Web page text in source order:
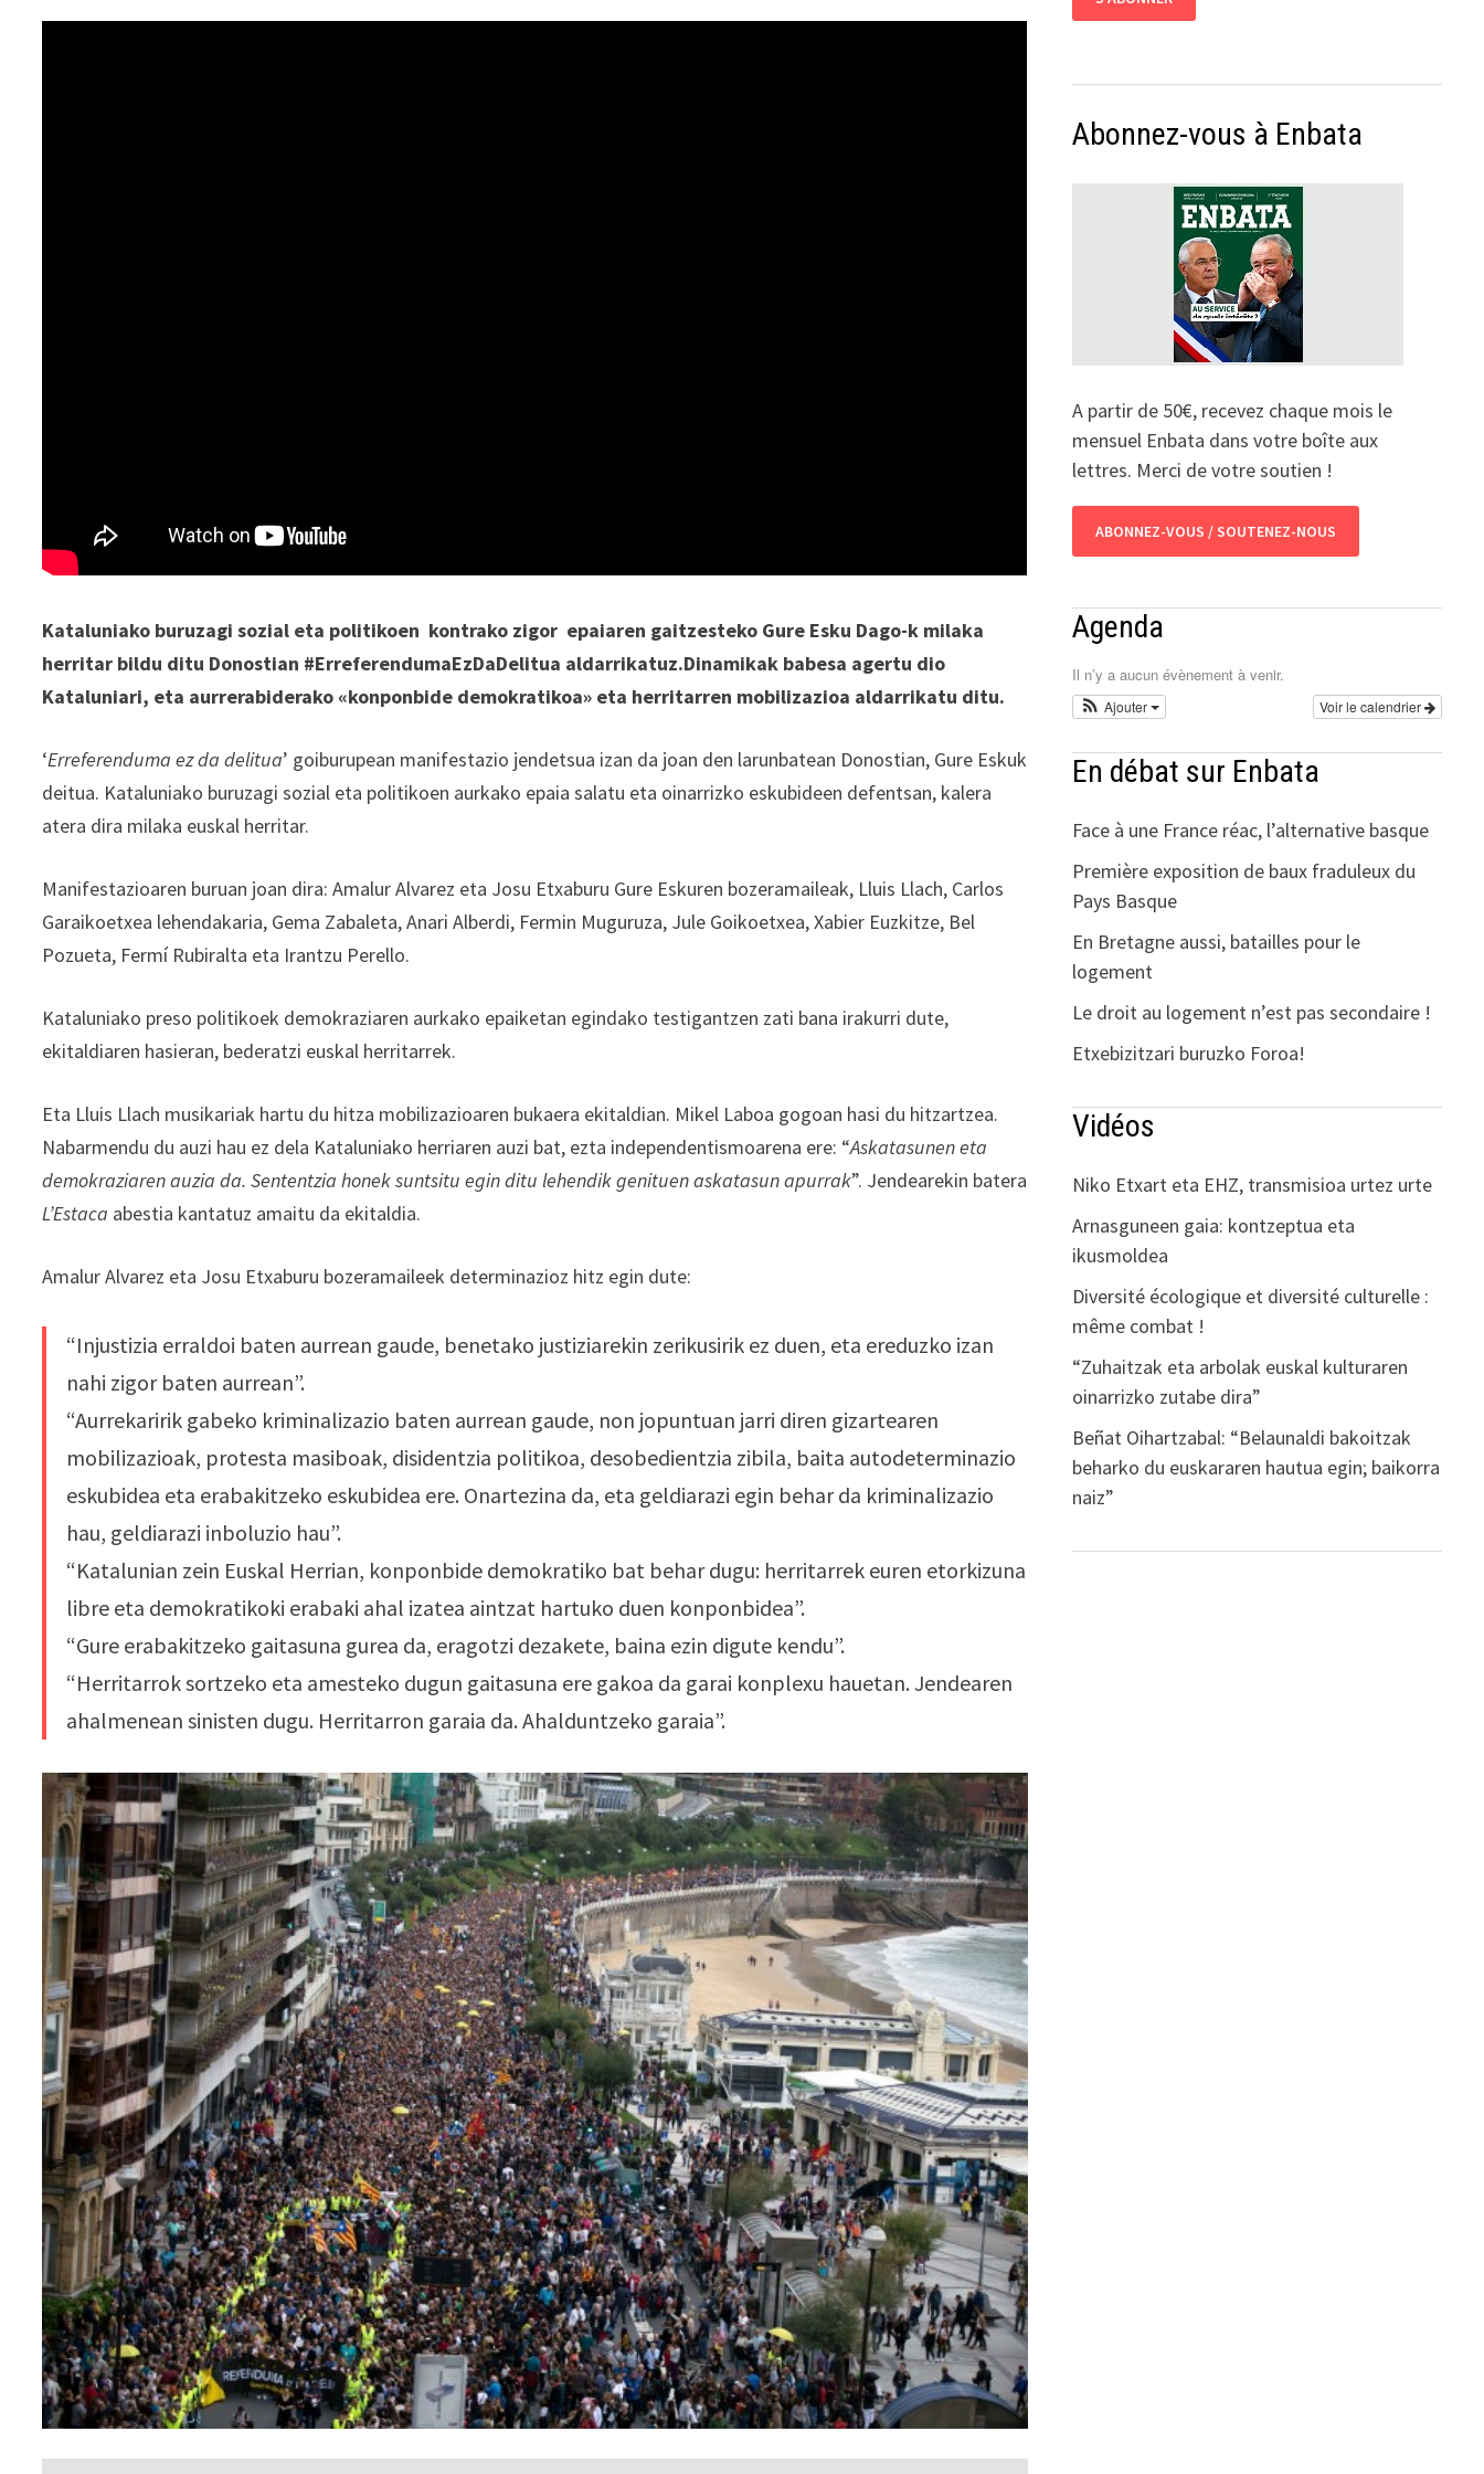
Kataluniako buruzagi sozial eta politikoen kontrako zigor epaiaren gaitzesteko Gure Esku Dago-k milaka
herritar bildu ditu Donostian #ErreferendumaEzDaDelitua aldarrikatuz.Dinamikak babesa agertu dio
Kataluniari, eta aurrerabiderako «konponbide demokratikoa» eta herritarren mobilizazioa aldarrikatu ditu.
‘Erreferenduma ez da delitua’ goiburupean manifestazio jendetsua izan da joan den larunbatean Donostian, Gure Eskuk
deitua. Kataluniako buruzagi sozial eta politikoen aurkako epaia salatu eta oinarrizko eskubideen defentsan, kalera
atera dira milaka euskal herritar.
Manifestazioaren buruan joan dira: Amalur Alvarez eta Josu Etxaburu Gure Eskuren bozeramaileak, Lluis Llach, Carlos
Garaikoetxea lehendakaria, Gema Zabaleta, Anari Alberdi, Fermin Muguruza, Jule Goikoetxea, Xabier Euzkitze, Bel
Pozueta, Fermí Rubiralta eta Irantzu Perello.
Kataluniako preso politikoek demokraziaren aurkako epaiketan egindako testigantzen zati bana irakurri dute,
ekitaldiaren hasieran, bederatzi euskal herritarrek.
Eta Lluis Llach musikariak hartu du hitza mobilizazioaren bukaera ekitaldian. Mikel Laboa gogoan hasi du hitzartzea.
Nabarmendu du auzi hau ez dela Kataluniako herriaren auzi bat, ezta independentismoarena ere: “Askatasunen eta
demokraziaren auzia da. Sententzia honek suntsitu egin ditu lehendik genituen askatasun apurrak”. Jendearekin batera
L’Estaca abestia kantatuz amaitu da ekitaldia.
Amalur Alvarez eta Josu Etxaburu bozeramaileek determinazioz hitz egin dute:
“Injustizia erraldoi baten aurrean gaude, benetako justiziarekin zerikusirik ez duen, eta ereduzko izan
nahi zigor baten aurrean”.
“Aurrekaririk gabeko kriminalizazio baten aurrean gaude, non jopuntuan jarri diren gizartearen
mobilizazioak, protesta masiboak, disidentzia politikoa, desobedientzia zibila, baita autodeterminazio
eskubidea eta erabakitzeko eskubidea ere. Onartezina da, eta geldiarazi egin behar da kriminalizazio
hau, geldiarazi inboluzio hau”.
“Katalunian zein Euskal Herrian, konponbide demokratiko bat behar dugu: herritarrek euren etorkizuna
libre eta demokratikoki erabaki ahal izatea aintzat hartuko duen konponbidea”.
“Gure erabakitzeko gaitasuna gurea da, eragotzi dezakete, baina ezin digute kendu”.
“Herritarrok sortzeko eta amesteko dugun gaitasuna ere gakoa da garai konplexu hauetan. Jendearen
ahalmenean sinisten dugu. Herritarron garaia da. Ahalduntzeko garaia”.
Abonnez-vous à Enbata
A partir de 50€, recevez chaque mois le
mensuel Enbata dans votre boîte aux
lettres. Merci de votre soutien !
ABONNEZ-VOUS / SOUTENEZ-NOUS
Agenda
Il n’y a aucun évènement à venir.
Voir le calendrier
Ajouter
En débat sur Enbata
Face à une France réac, l’alternative basque
Première exposition de baux fraduleux du
Pays Basque
En Bretagne aussi, batailles pour le
logement
Le droit au logement n’est pas secondaire !
Etxebizitzari buruzko Foroa!
Vidéos
Niko Etxart eta EHZ, transmisioa urtez urte
Arnasguneen gaia: kontzeptua eta
ikusmoldea
Diversité écologique et diversité culturelle :
même combat !
“Zuhaitzak eta arbolak euskal kulturaren
oinarrizko zutabe dira”
Beñat Oihartzabal: “Belaunaldi bakoitzak
beharko du euskararen hautua egin; baikorra
naiz”